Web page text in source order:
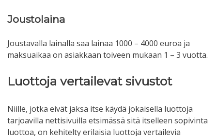
Joustolaina
Joustavalla lainalla saa lainaa 1000 – 4000 euroa ja
maksuaikaa on asiakkaan toiveen mukaan 1 – 3 vuotta.
Luottoja vertailevat sivustot
Niille, jotka eivät jaksa itse käydä jokaisella luottoja
tarjoavilla nettisivuilla etsimässä sitä itselleen sopivinta
luottoa, on kehitelty erilaisia luottoja vertailevia